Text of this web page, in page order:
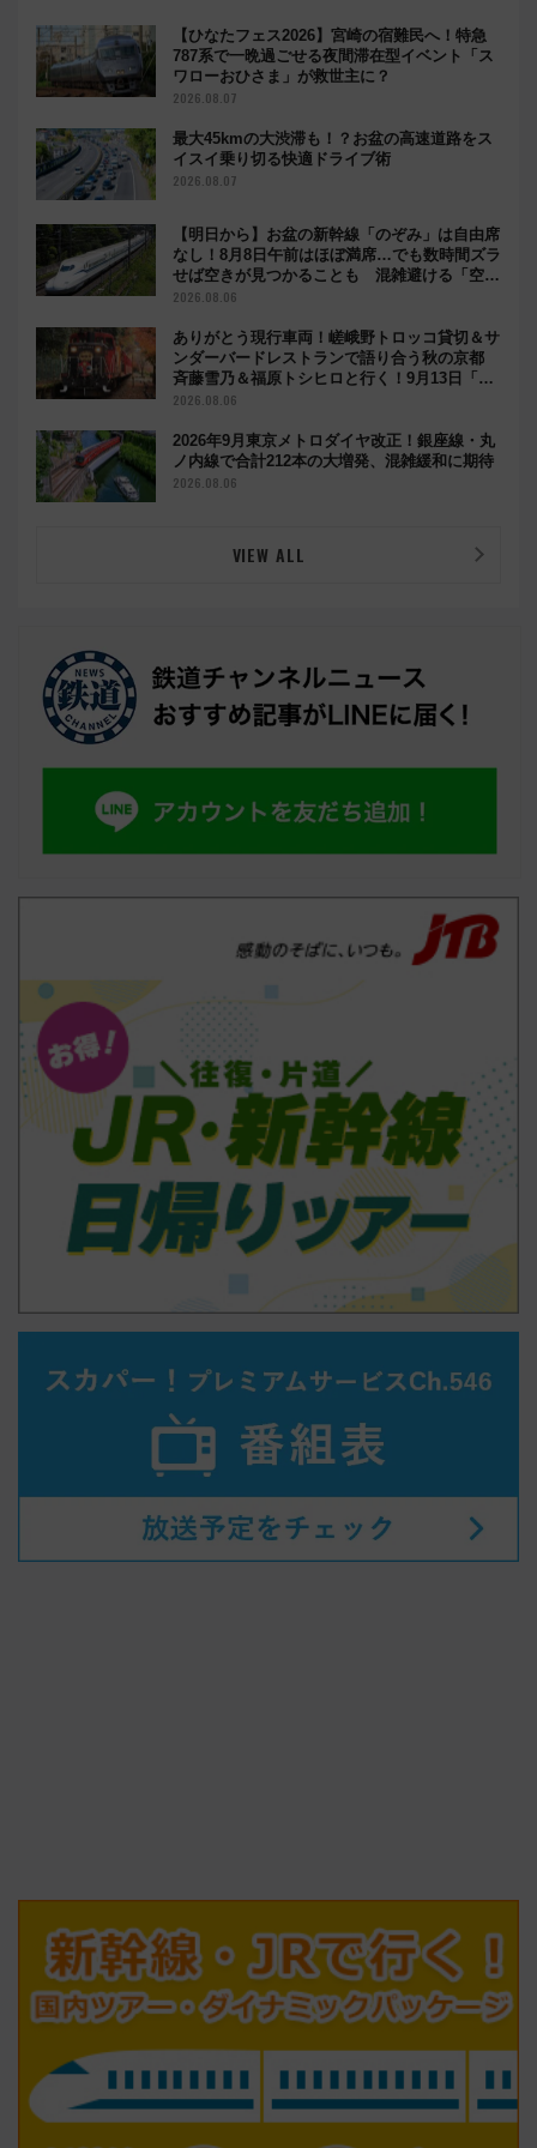
【ひなたフェス2026】宮崎の宿難民へ！特急
787系で一晩過ごせる夜間滞在型イベント「ス
ワローおひさま」が救世主に？
2026.08.07
最大45kmの大渋滞も！？お盆の高速道路をス
イスイ乗り切る快適ドライブ術
2026.08.07
【明日から】お盆の新幹線「のぞみ」は自由席
なし！8月8日午前はほぼ満席…でも数時間ズラ
せば空きが見つかることも 混雑避ける「空
席」探しのコツ
2026.08.06
ありがとう現行車両！嵯峨野トロッコ貸切＆サ
ンダーバードレストランで語り合う秋の京都
斉藤雪乃＆福原トシヒロと行く！9月13日「京
都の鉄道満喫ツアー」開催
2026.08.06
2026年9月東京メトロダイヤ改正！銀座線・丸
ノ内線で合計212本の大増発、混雑緩和に期待
2026.08.06
VIEW ALL